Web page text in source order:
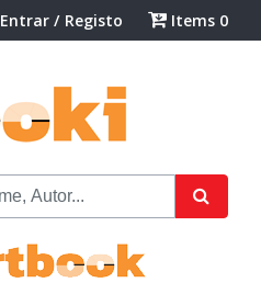
Entrar / Registo Items 0